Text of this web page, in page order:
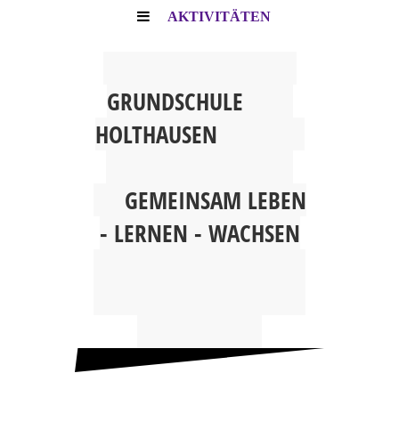
AKTIVITÄTEN
GRUNDSCHULE
HOLTHAUSEN
GEMEINSAM LEBEN
- LERNEN - WACHSEN